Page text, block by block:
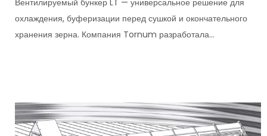
охлаждения, буферизации перед сушкой и окончательного
хранения зерна. Компания Tornum разработала...